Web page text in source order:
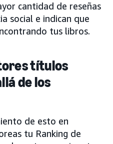
cantidad de reseñas
social e indican que
tus libros.
títulos
de los
de esto en
tu Ranking de